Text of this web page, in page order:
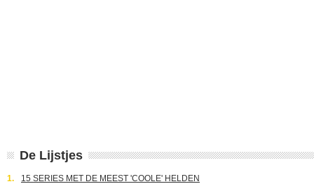
De Lijstjes
1. 15 SERIES MET DE MEEST 'COOLE' HELDEN